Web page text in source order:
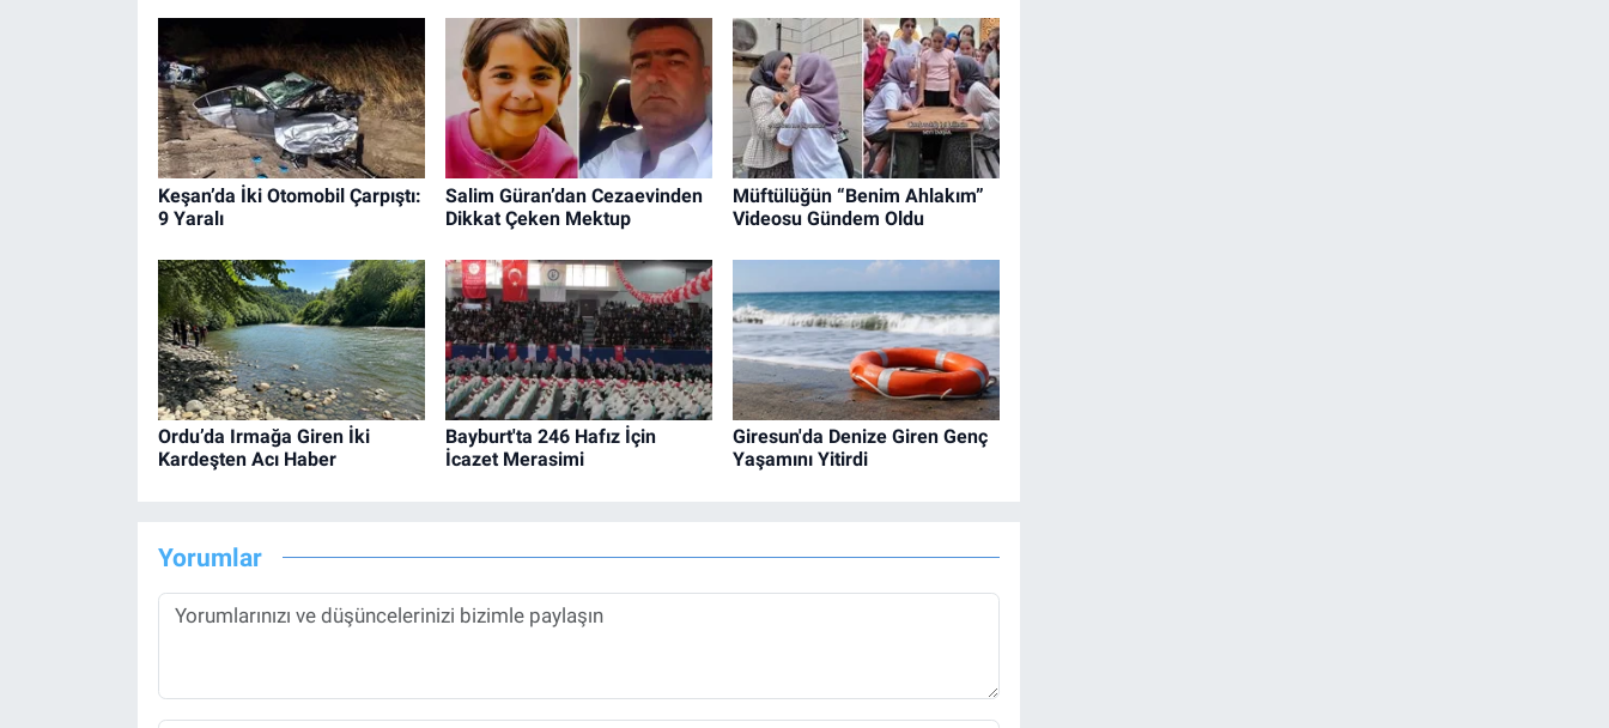
Keşan’da İki Otomobil Çarpıştı:
9 Yaralı
Salim Güran’dan Cezaevinden
Dikkat Çeken Mektup
Müftülüğün “Benim Ahlakım”
Videosu Gündem Oldu
Ordu’da Irmağa Giren İki
Kardeşten Acı Haber
Bayburt'ta 246 Hafız İçin
İcazet Merasimi
Giresun'da Denize Giren Genç
Yaşamını Yitirdi
Yorumlar